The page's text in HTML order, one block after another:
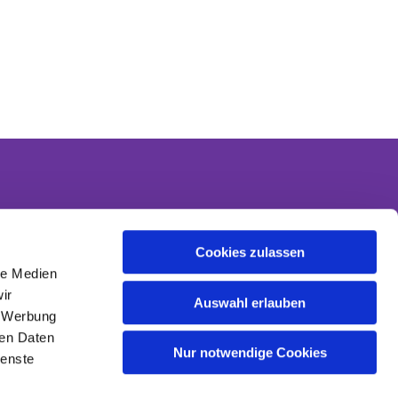
Medien
Daten
Cookies zulassen
Auswahl erlauben
Nur notwendige Cookies
Kontakt
Kontaktinformationen
Impressum